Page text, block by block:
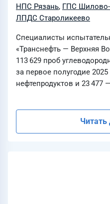
НПС Рязань, ГПС
ЛПДС Староликеево
Специалисты
«Транснефть — Верхняя
113 629 проб
за первое полугодие
нефтепродуктов и 23 477
Читать